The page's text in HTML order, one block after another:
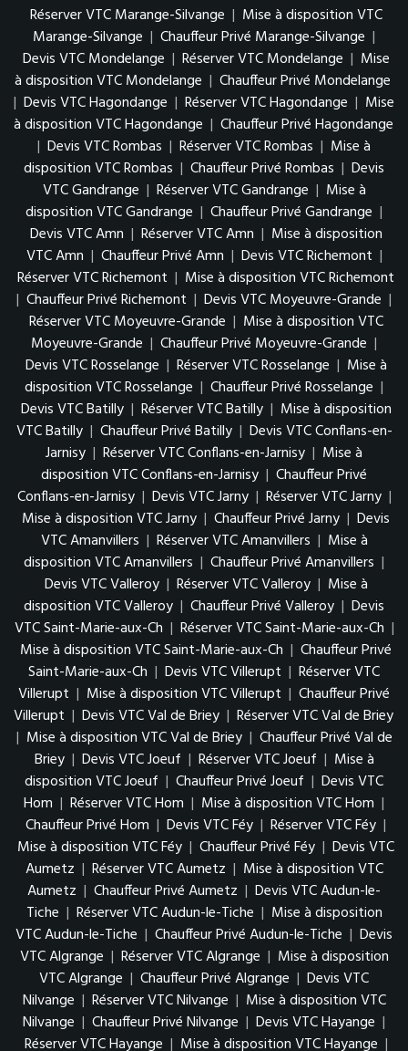
Réserver VTC Marange-Silvange | Mise à disposition VTC
Marange-Silvange | Chauffeur Privé Marange-Silvange |
Devis VTC Mondelange | Réserver VTC Mondelange | Mise
à disposition VTC Mondelange | Chauffeur Privé Mondelange
| Devis VTC Hagondange | Réserver VTC Hagondange | Mise
à disposition VTC Hagondange | Chauffeur Privé Hagondange
| Devis VTC Rombas | Réserver VTC Rombas | Mise à
disposition VTC Rombas | Chauffeur Privé Rombas | Devis
VTC Gandrange | Réserver VTC Gandrange | Mise à
disposition VTC Gandrange | Chauffeur Privé Gandrange |
Devis VTC Amn | Réserver VTC Amn | Mise à disposition
VTC Amn | Chauffeur Privé Amn | Devis VTC Richemont |
Réserver VTC Richemont | Mise à disposition VTC Richemont
| Chauffeur Privé Richemont | Devis VTC Moyeuvre-Grande |
Réserver VTC Moyeuvre-Grande | Mise à disposition VTC
Moyeuvre-Grande | Chauffeur Privé Moyeuvre-Grande |
Devis VTC Rosselange | Réserver VTC Rosselange | Mise à
disposition VTC Rosselange | Chauffeur Privé Rosselange |
Devis VTC Batilly | Réserver VTC Batilly | Mise à disposition
VTC Batilly | Chauffeur Privé Batilly | Devis VTC Conflans-en-
Jarnisy | Réserver VTC Conflans-en-Jarnisy | Mise à
disposition VTC Conflans-en-Jarnisy | Chauffeur Privé
Conflans-en-Jarnisy | Devis VTC Jarny | Réserver VTC Jarny |
Mise à disposition VTC Jarny | Chauffeur Privé Jarny | Devis
VTC Amanvillers | Réserver VTC Amanvillers | Mise à
disposition VTC Amanvillers | Chauffeur Privé Amanvillers |
Devis VTC Valleroy | Réserver VTC Valleroy | Mise à
disposition VTC Valleroy | Chauffeur Privé Valleroy | Devis
VTC Saint-Marie-aux-Ch | Réserver VTC Saint-Marie-aux-Ch |
Mise à disposition VTC Saint-Marie-aux-Ch | Chauffeur Privé
Saint-Marie-aux-Ch | Devis VTC Villerupt | Réserver VTC
Villerupt | Mise à disposition VTC Villerupt | Chauffeur Privé
Villerupt | Devis VTC Val de Briey | Réserver VTC Val de Briey
| Mise à disposition VTC Val de Briey | Chauffeur Privé Val de
Briey | Devis VTC Joeuf | Réserver VTC Joeuf | Mise à
disposition VTC Joeuf | Chauffeur Privé Joeuf | Devis VTC
Hom | Réserver VTC Hom | Mise à disposition VTC Hom |
Chauffeur Privé Hom | Devis VTC Féy | Réserver VTC Féy |
Mise à disposition VTC Féy | Chauffeur Privé Féy | Devis VTC
Aumetz | Réserver VTC Aumetz | Mise à disposition VTC
Aumetz | Chauffeur Privé Aumetz | Devis VTC Audun-le-
Tiche | Réserver VTC Audun-le-Tiche | Mise à disposition
VTC Audun-le-Tiche | Chauffeur Privé Audun-le-Tiche | Devis
VTC Algrange | Réserver VTC Algrange | Mise à disposition
VTC Algrange | Chauffeur Privé Algrange | Devis VTC
Nilvange | Réserver VTC Nilvange | Mise à disposition VTC
Nilvange | Chauffeur Privé Nilvange | Devis VTC Hayange |
Réserver VTC Hayange | Mise à disposition VTC Hayange |